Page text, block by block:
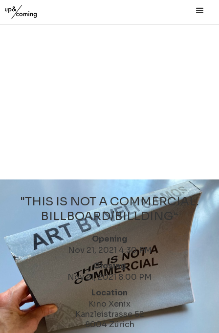
"THIS IS NOT A COMMERCIAL.
BILLBOARD/BILLDING“
Opening
Nov 21, 2021 4:30 PM
Closing
Nov 21, 2021 8:00 PM
Location
Kino Xenix
Kanzleistrasse 52
8004 Zürich